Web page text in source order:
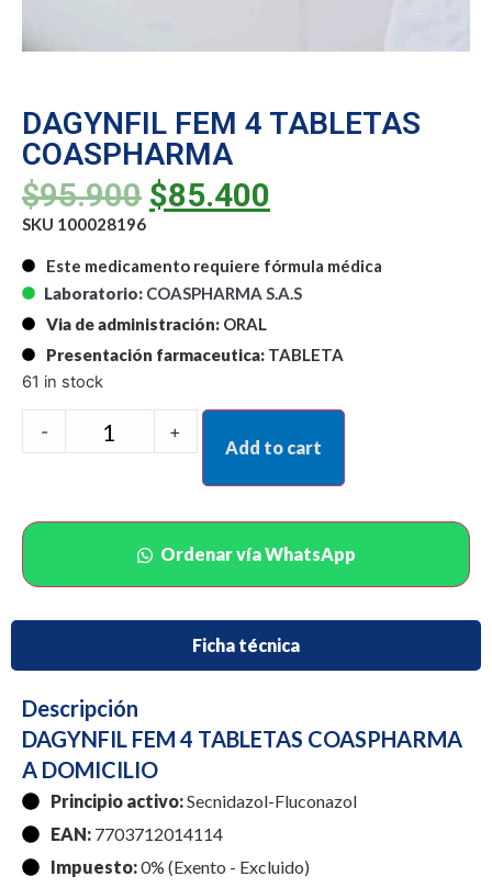
DAGYNFIL FEM 4 TABLETAS
COASPHARMA
$95.900 $85.400
SKU 100028196
Este medicamento requiere fórmula médica
Laboratorio: COASPHARMA S.A.S
Via de administración: ORAL
Presentación farmaceutica: TABLETA
61 in stock
- +
Add to cart
Ordenar vía WhatsApp
Ficha técnica
Descripción
DAGYNFIL FEM 4 TABLETAS COASPHARMA
A DOMICILIO
Principio activo:Secnidazol-Fluconazol
EAN: 7703712014114
Impuesto:0% (Exento - Excluido)